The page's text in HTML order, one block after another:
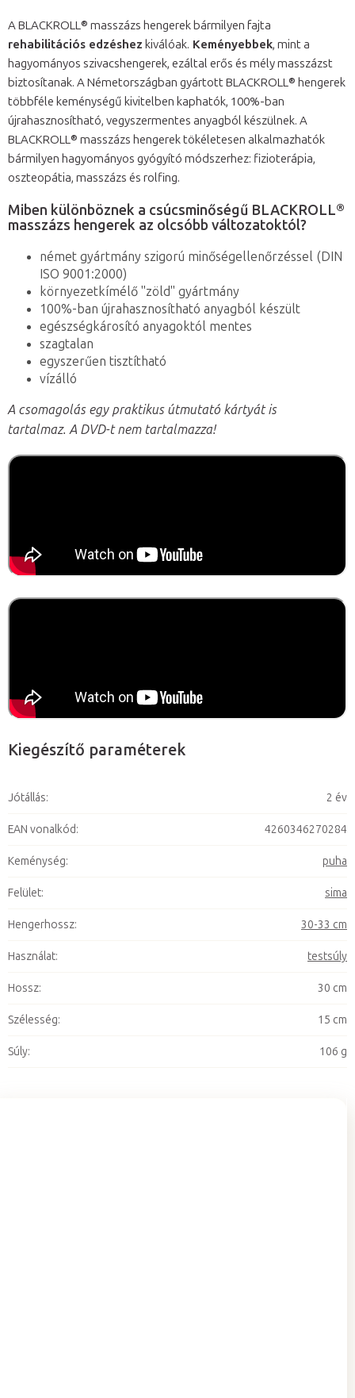
A BLACKROLL® masszázs hengerek bármilyen fajta
rehabilitációs edzéshez kiválóak. Keményebbek, mint a
hagyományos szivacshengerek, ezáltal erős és mély masszázst
biztosítanak. A Németországban gyártott BLACKROLL® hengerek
többféle keménységű kivitelben kaphatók, 100%-ban
újrahasznosítható, vegyszermentes anyagból készülnek. A
BLACKROLL® masszázs hengerek tökéletesen alkalmazhatók
bármilyen hagyományos gyógyító módszerhez: fizioterápia,
oszteopátia, masszázs és rolfing.
Miben különböznek a csúcsminőségű BLACKROLL®
masszázs hengerek az olcsóbb változatoktól?
német gyártmány szigorú minőségellenőrzéssel (DIN
ISO 9001:2000)
környezetkímélő "zöld" gyártmány
100%-ban újrahasznosítható anyagból készült
egészségkárosító anyagoktól mentes
szagtalan
egyszerűen tisztítható
vízálló
A csomagolás egy praktikus útmutató kártyát is
tartalmaz. A DVD-t nem tartalmazza!
Kiegészítő paraméterek
Jótállás: 2 év
EAN vonalkód: 4260346270284
Keménység: puha
Felület: sima
Hengerhossz: 30-33 cm
Használat: testsúly
Hossz: 30 cm
Szélesség: 15 cm
Súly: 106 g